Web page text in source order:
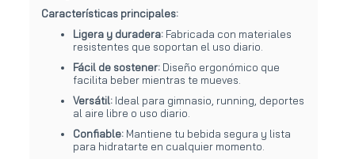
Características principales:
Ligera y duradera: Fabricada con materiales
resistentes que soportan el uso diario.
Fácil de sostener: Diseño ergonómico que
facilita beber mientras te mueves.
Versátil: Ideal para gimnasio, running, deportes
al aire libre o uso diario.
Confiable: Mantiene tu bebida segura y lista
para hidratarte en cualquier momento.